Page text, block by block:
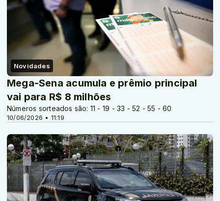
Novidades
10/06/2026 • 11:19
Mega-Sena acumula e prêmio principal
vai para R$ 8 milhões
Números sorteados são: 11 - 19 - 33 - 52 - 55 - 60